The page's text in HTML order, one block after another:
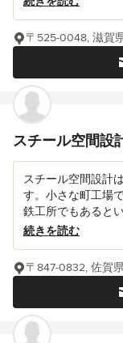
〒525-0048, 滋賀
スチール空間設
スチール空間設計
す。小さな町工場
鉄工所でもあると
続きを読む
〒847-0832, 佐賀